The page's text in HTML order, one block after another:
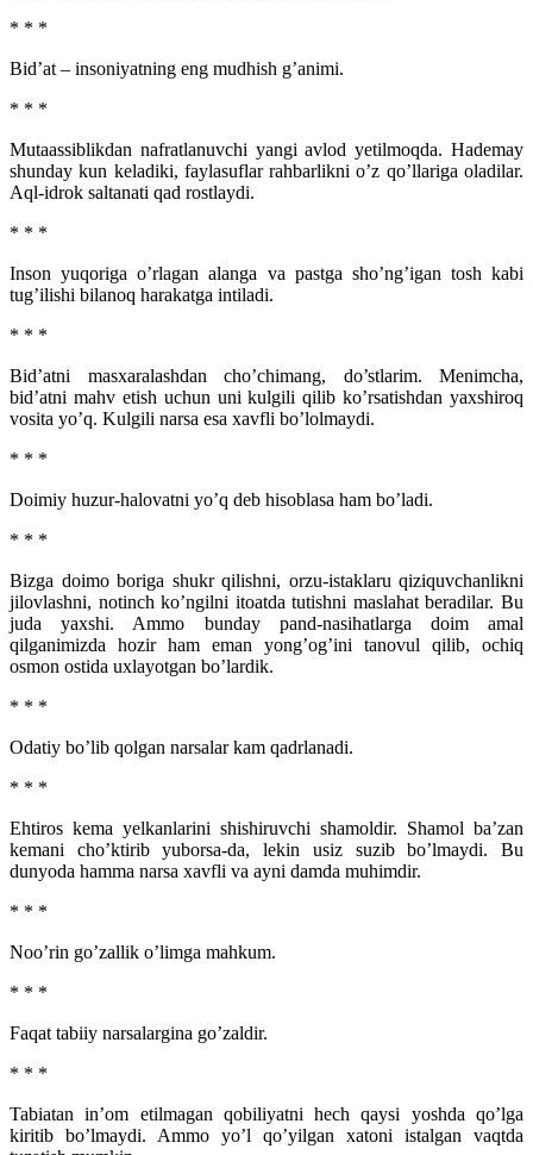
* * *
Bid’at – insoniyatning eng mudhish g’animi.
* * *
Mutaassiblikdan nafratlanuvchi yangi avlod yetilmoqda. Hademay
shunday kun keladiki, faylasuflar rahbarlikni o’z qo’llariga oladilar.
Aql-idrok saltanati qad rostlaydi.
* * *
Inson yuqoriga o’rlagan alanga va pastga sho’ng’igan tosh kabi
tug’ilishi bilanoq harakatga intiladi.
* * *
Bid’atni masxaralashdan cho’chimang, do’stlarim. Menimcha,
bid’atni mahv etish uchun uni kulgili qilib ko’rsatishdan yaxshiroq
vosita yo’q. Kulgili narsa esa xavfli bo’lolmaydi.
* * *
Doimiy huzur-halovatni yo’q deb hisoblasa ham bo’ladi.
* * *
Bizga doimo boriga shukr qilishni, orzu-istaklaru qiziquvchanlikni
jilovlashni, notinch ko’ngilni itoatda tutishni maslahat beradilar. Bu
juda yaxshi. Ammo bunday pand-nasihatlarga doim amal
qilganimizda hozir ham eman yong’og’ini tanovul qilib, ochiq
osmon ostida uxlayotgan bo’lardik.
* * *
Odatiy bo’lib qolgan narsalar kam qadrlanadi.
* * *
Ehtiros kema yelkanlarini shishiruvchi shamoldir. Shamol ba’zan
kemani cho’ktirib yuborsa-da, lekin usiz suzib bo’lmaydi. Bu
dunyoda hamma narsa xavfli va ayni damda muhimdir.
* * *
Noo’rin go’zallik o’limga mahkum.
* * *
Faqat tabiiy narsalargina go’zaldir.
* * *
Tabiatan in’om etilmagan qobiliyatni hech qaysi yoshda qo’lga
kiritib bo’lmaydi. Ammo yo’l qo’yilgan xatoni istalgan vaqtda